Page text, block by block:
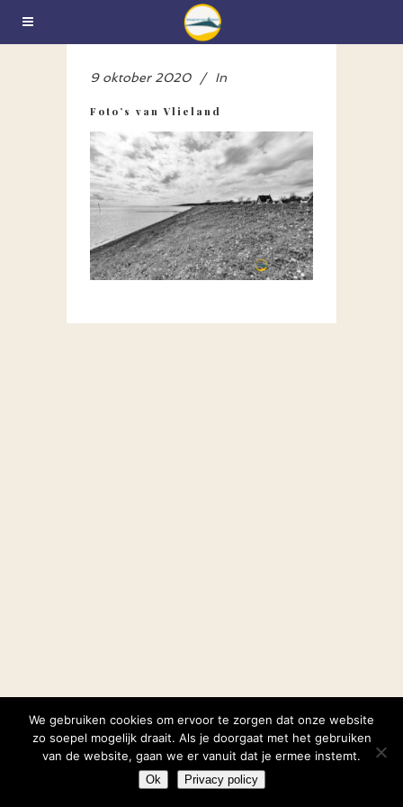
9 oktober 2020 In
Foto’s van Vlieland
We gebruiken cookies om ervoor te zorgen dat onze website
zo soepel mogelijk draait. Als je doorgaat met het gebruiken
van de website, gaan we er vanuit dat je ermee instemt.
Ok Privacy policy